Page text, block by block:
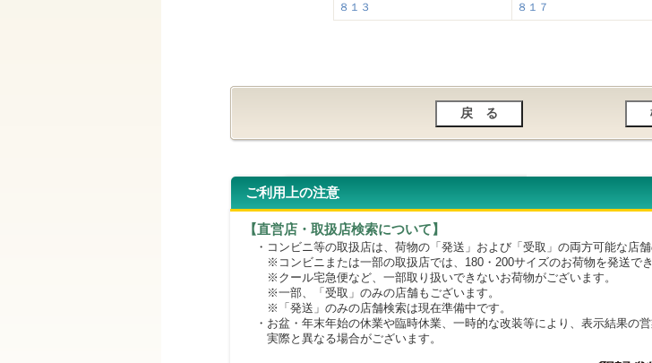
８１３
８１７
ご利用上の注意
【直営店・取扱店検索について】
・コンビニ等の取扱店は、荷物の「発送」および「受取」の両方可能な店舗
※コンビニまたは一部の取扱店では、180・200サイズのお荷物を発送でき
※クール宅急便など、一部取り扱いできないお荷物がございます。
※一部、「受取」のみの店舗もございます。
※「発送」のみの店舗検索は現在準備中です。
・お盆・年末年始の休業や臨時休業、一時的な改装等により、表示結果の
実際と異なる場合がございます。